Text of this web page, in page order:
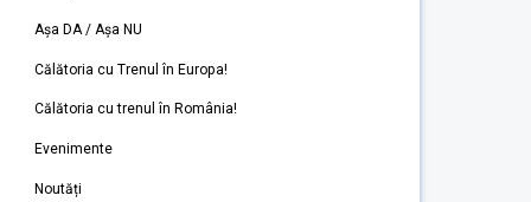
Așa DA / Așa NU
Călătoria cu Trenul în Europa!
Călătoria cu trenul în România!
Evenimente
Noutăți